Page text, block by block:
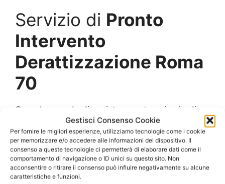
Gestisci Consenso Cookie
Per fornire le migliori esperienze, utilizziamo tecnologie come i cookie
per memorizzare e/o accedere alle informazioni del dispositivo. Il
consenso a queste tecnologie ci permetterà di elaborare dati come il
comportamento di navigazione o ID unici su questo sito. Non
acconsentire o ritirare il consenso può influire negativamente su alcune
caratteristiche e funzioni.
Servizio di Pronto
Intervento
Derattizzazione Roma
70
Quando accade di avvistare un topo in giardino,
in casa, in un magazzino o in uno spazio
aziendale, è bene allarmarsi, poiché significa
che l’area è già infestata da una colonia.
I topi vivono generalmente in famiglie piuttosto